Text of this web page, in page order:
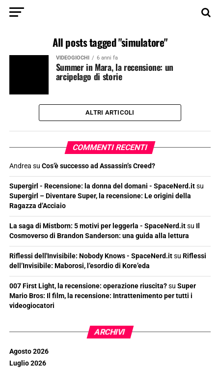
All posts tagged "simulatore"
VIDEOGIOCHI 6 anni fa
Summer in Mara, la recensione: un
arcipelago di storie
ALTRI ARTICOLI
COMMENTI RECENTI
Andrea su Cos’è successo ad Assassin’s Creed?
Supergirl - Recensione: la donna del domani - SpaceNerd.itsu
Supergirl – Diventare Super, la recensione: Le origini della
Ragazza d’Acciaio
La saga di Mistborn: 5 motivi per leggerla - SpaceNerd.itsu Il
Cosmoverso di Brandon Sanderson: una guida alla lettura
Riflessi dell'Invisibile: Nobody Knows - SpaceNerd.itsu Riflessi
dell’Invisibile: Maborosi, l’esordio di Kore’eda
007 First Light, la recensione: operazione riuscita?su Super
Mario Bros: Il film, la recensione: Intrattenimento per tutti i
videogiocatori
ARCHIVI
Agosto 2026
Luglio 2026